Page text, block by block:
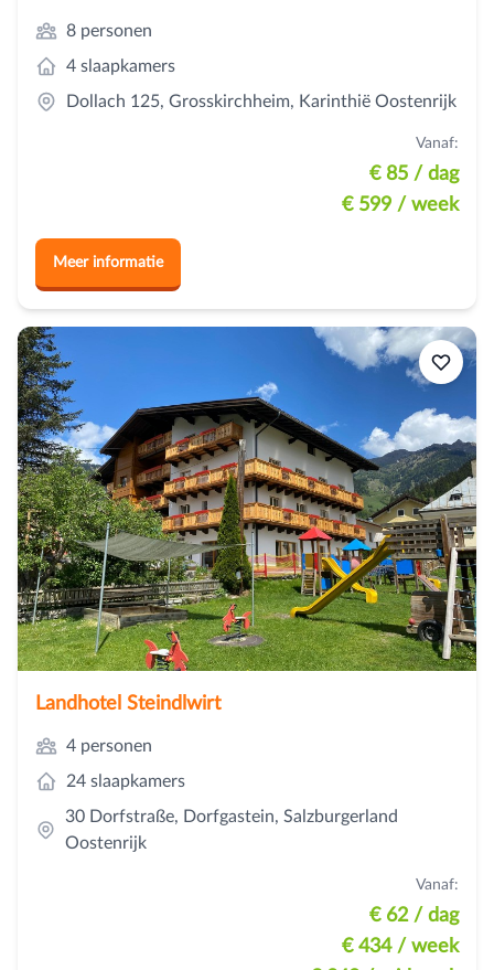
8 personen
4 slaapkamers
Dollach 125, Grosskirchheim, Karinthië Oostenrijk
Vanaf:
€ 85 / dag
€ 599 / week
Meer informatie
Landhotel Steindlwirt
4 personen
24 slaapkamers
30 Dorfstraße, Dorfgastein, Salzburgerland
Oostenrijk
Vanaf:
€ 62/ dag
€ 434/ week